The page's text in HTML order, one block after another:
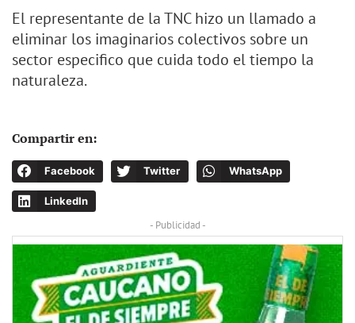
El representante de la TNC hizo un llamado a
eliminar los imaginarios colectivos sobre un
sector especifico que cuida todo el tiempo la
naturaleza.
Compartir en:
Facebook Twitter WhatsApp
LinkedIn
- Publicidad -